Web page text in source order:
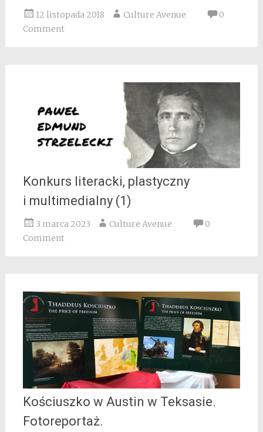
12 listopada 2018 Culture Avenue
0
Comment
Konkurs literacki, plastyczny
i multimedialny (1)
3 marca 2023 Culture Avenue
0
Comment
Kościuszko w Austin w Teksasie.
Fotoreportaż.